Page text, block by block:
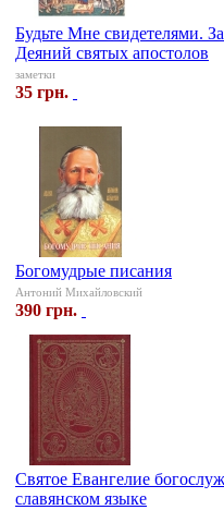
Будьте Мне свидетелями.
Деяний святых апостолов
заметки
35 грн.
Богомудрые писания
Антоний Михайловский
390 грн.
Святое Евангелие
славянском языке